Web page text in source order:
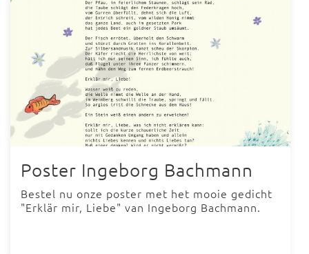
Poster Ingeborg Bachmann
Bestel nu onze poster met het mooie gedicht
"Erklär mir, Liebe" van Ingeborg Bachmann.